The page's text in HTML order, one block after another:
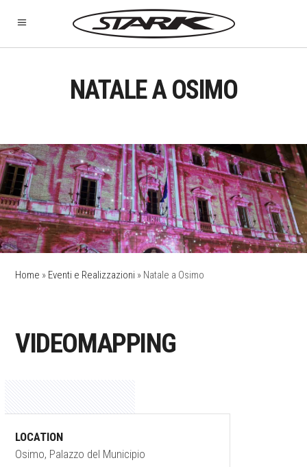
NATALE A OSIMO
Home » Eventi e Realizzazioni » Natale a Osimo
VIDEOMAPPING
LOCATION
Osimo, Palazzo del Municipio